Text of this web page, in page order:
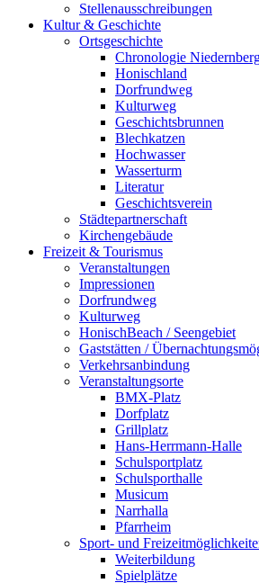
Stellenausschreibungen
Kultur & Geschichte
Ortsgeschichte
Chronologie
Honischland
Dorfrundweg
Kulturweg
Geschichtsbrunnen
Blechkatzen
Hochwasser
Wasserturm
Literatur
Geschichtsverein
Städtepartnerschaft
Kirchengebäude
Freizeit & Tourismus
Veranstaltungen
Impressionen
Dorfrundweg
Kulturweg
HonischBeach / Seengebiet
Gaststätten /
Verkehrsanbindung
Veranstaltungsorte
BMX-Platz
Dorfplatz
Grillplatz
Hans-Herrmann-Halle
Schulsportplatz
Schulsporthalle
Musicum
Narrhalla
Pfarrheim
Sport- und
Weiterbildung
Spielplätze